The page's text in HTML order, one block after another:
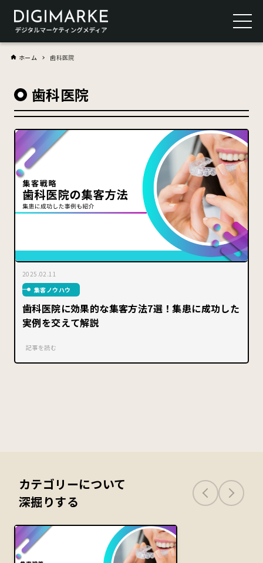
ホーム 歯科医院
歯科医院
2025.02.11
集客ノウハウ
歯科医院に効果的な集客方法7選！集患に成功した
実例を交えて解説
記事を読む
カテゴリーについて
深掘りする